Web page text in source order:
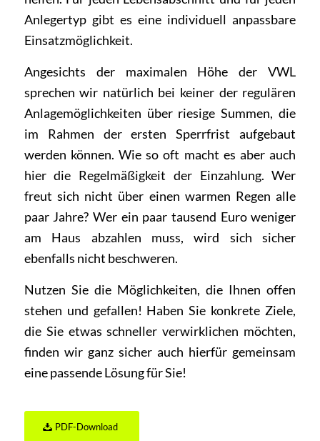
Anlegertyp gibt es eine individuell anpassbare
Einsatzmöglichkeit.
Angesichts der maximalen Höhe der VWL
sprechen wir natürlich bei keiner der regulären
Anlagemöglichkeiten über riesige Summen, die
im Rahmen der ersten Sperrfrist aufgebaut
werden können. Wie so oft macht es aber auch
hier die Regelmäßigkeit der Einzahlung. Wer
freut sich nicht über einen warmen Regen alle
paar Jahre? Wer ein paar tausend Euro weniger
am Haus abzahlen muss, wird sich sicher
ebenfalls nicht beschweren.
Nutzen Sie die Möglichkeiten, die Ihnen offen
stehen und gefallen! Haben Sie konkrete Ziele,
die Sie etwas schneller verwirklichen möchten,
finden wir ganz sicher auch hierfür gemeinsam
eine passende Lösung für Sie!
PDF-Download